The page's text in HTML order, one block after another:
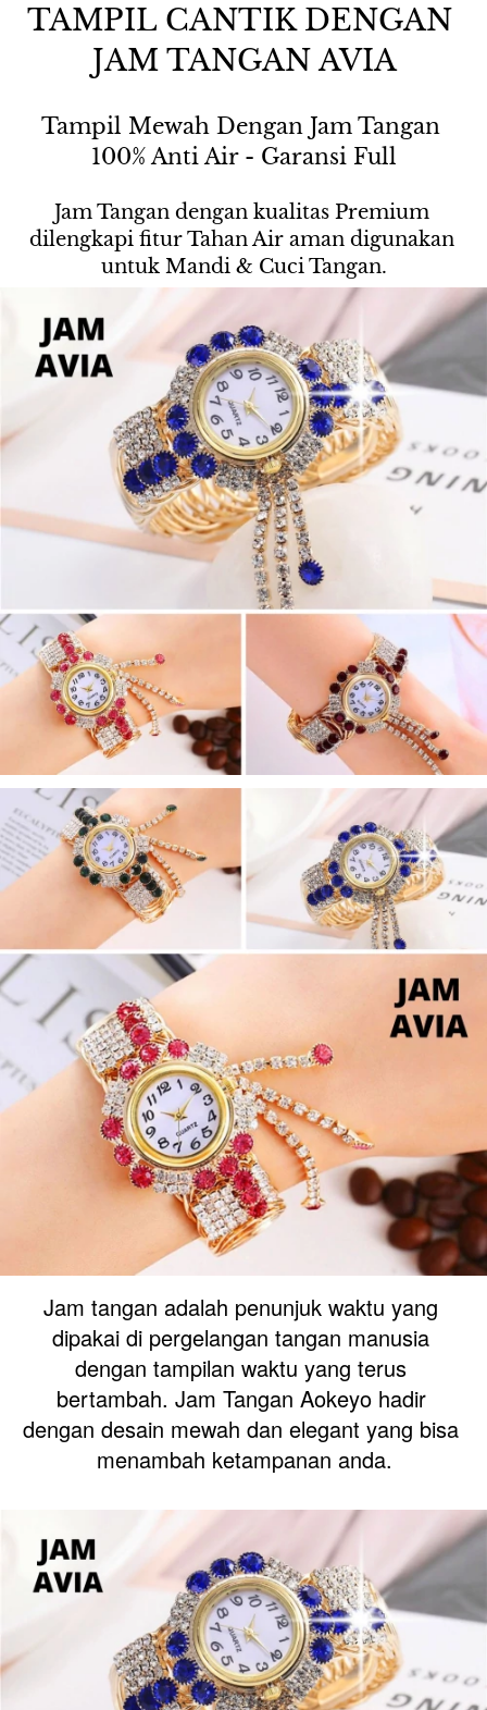
TAMPIL CANTIK DENGAN
JAM TANGAN AVIA
Tampil Mewah Dengan Jam Tangan
100% Anti Air - Garansi Full
Jam Tangan dengan kualitas Premium
dilengkapi fitur Tahan Air aman digunakan
untuk Mandi & Cuci Tangan.
Jam tangan adalah penunjuk waktu yang
dipakai di pergelangan tangan manusia
dengan tampilan waktu yang terus
bertambah. Jam Tangan Aokeyo hadir
dengan desain mewah dan elegant yang bisa
menambah ketampanan anda.